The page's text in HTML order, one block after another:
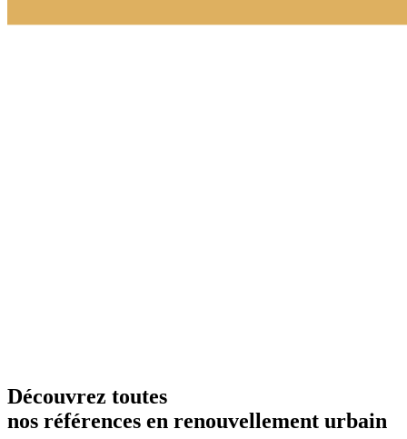
Découvrez toutes
nos références en renouvellement urbain